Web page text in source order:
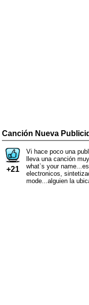
Canción Nueva
+21
Vi hace poco una
lleva una canción
what`s your
electronicos,
mode...alguien la